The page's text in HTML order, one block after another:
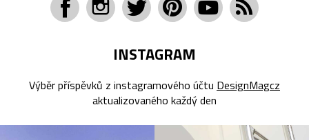
INSTAGRAM
Výběr příspěvků z instagramového účtu DesignMagcz
aktualizovaného každý den